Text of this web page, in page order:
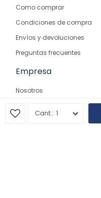
1
Como comprar
Condiciones de compra
Envíos y devoluciones
Preguntas frecuentes
Empresa
Nosotros